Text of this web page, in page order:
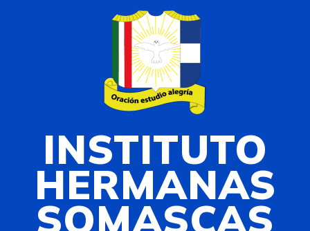
INSTITUTO
HERMANAS
SOMASCAS